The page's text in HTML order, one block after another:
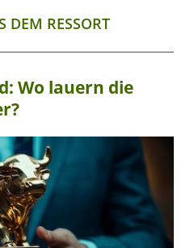
DEM RESSORT
Wo lauern die